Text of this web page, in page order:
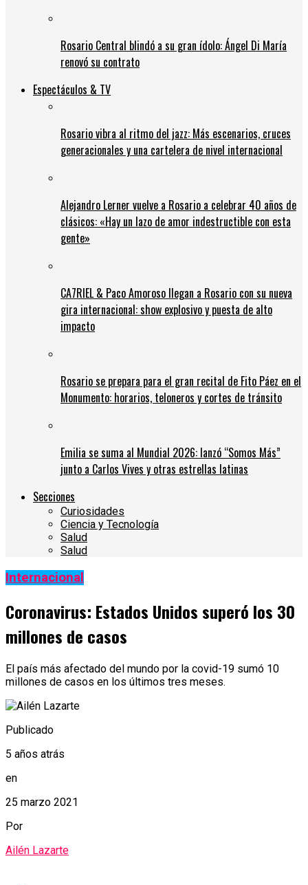
Rosario Central blindó a su gran ídolo: Ángel Di María
renovó su contrato
Espectáculos & TV
Rosario vibra al ritmo del jazz: Más escenarios, cruces
generacionales y una cartelera de nivel internacional
Alejandro Lerner vuelve a Rosario a celebrar 40 años de
clásicos: «Hay un lazo de amor indestructible con esta
gente»
CA7RIEL & Paco Amoroso llegan a Rosario con su nueva
gira internacional: show explosivo y puesta de alto
impacto
Rosario se prepara para el gran recital de Fito Páez en el
Monumento: horarios, teloneros y cortes de tránsito
Emilia se suma al Mundial 2026: lanzó “Somos Más”
junto a Carlos Vives y otras estrellas latinas
Secciones
Curiosidades
Ciencia y Tecnología
Salud
Salud
Internacional
Coronavirus: Estados Unidos superó los 30
millones de casos
El país más afectado del mundo por la covid-19 sumó 10
millones de casos en los últimos tres meses.
Publicado
5 años atrás
en
25 marzo 2021
Por
Ailén Lazarte